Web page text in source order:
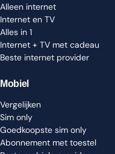
Alleen internet
Internet en TV
Alles in 1
Internet + TV met cadeau
Beste internet provider
Mobiel
Vergelijken
Sim only
Goedkoopste sim only
Abonnement met toestel